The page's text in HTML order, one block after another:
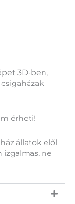
3D-ben,
érheti!
elől
izgalmas, ne